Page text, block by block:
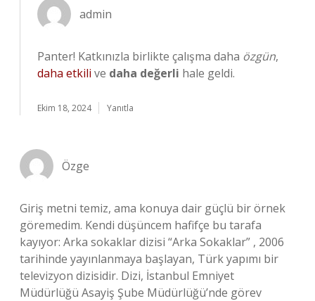
admin
Panter! Katkınızla birlikte çalışma daha özgün,
daha etkili ve daha değerli hale geldi.
Ekim 18, 2024 Yanıtla
Özge
Giriş metni temiz, ama konuya dair güçlü bir örnek
göremedim. Kendi düşüncem hafifçe bu tarafa
kayıyor: Arka sokaklar dizisi “Arka Sokaklar” , 2006
tarihinde yayınlanmaya başlayan, Türk yapımı bir
televizyon dizisidir. Dizi, İstanbul Emniyet
Müdürlüğü Asayiş Şube Müdürlüğü’nde görev